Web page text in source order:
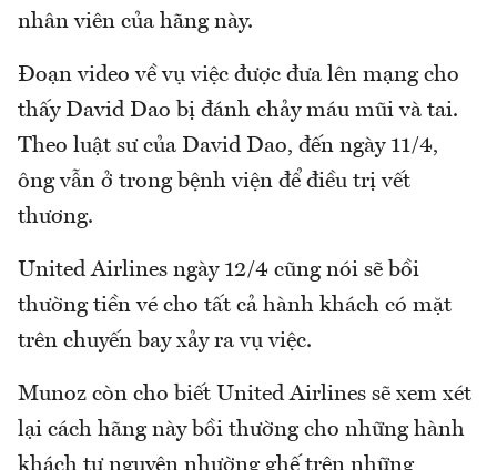
nhân viên của hãng này.
Đoạn video về vụ việc được đưa lên mạng cho
thấy David Dao bị đánh chảy máu mũi và tai.
Theo luật sư của David Dao, đến ngày 11/4,
ông vẫn ở trong bệnh viện để điều trị vết
thương.
United Airlines ngày 12/4 cũng nói sẽ bồi
thường tiền vé cho tất cả hành khách có mặt
trên chuyến bay xảy ra vụ việc.
Munoz còn cho biết United Airlines sẽ xem xét
lại cách hãng này bồi thường cho những hành